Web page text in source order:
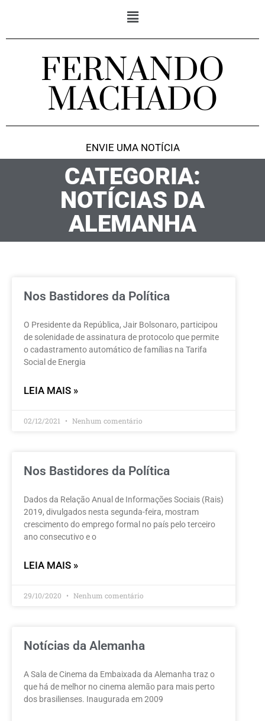
FERNANDO
MACHADO
ENVIE UMA NOTÍCIA
CATEGORIA:
NOTÍCIAS DA
ALEMANHA
Nos Bastidores da Política
O Presidente da República, Jair Bolsonaro, participou
de solenidade de assinatura de protocolo que permite
o cadastramento automático de famílias na Tarifa
Social de Energia
LEIA MAIS »
02/12/2021 Nenhum comentário
Nos Bastidores da Política
Dados da Relação Anual de Informações Sociais (Rais)
2019, divulgados nesta segunda-feira, mostram
crescimento do emprego formal no país pelo terceiro
ano consecutivo e o
LEIA MAIS »
29/10/2020 Nenhum comentário
Notícias da Alemanha
A Sala de Cinema da Embaixada da Alemanha traz o
que há de melhor no cinema alemão para mais perto
dos brasilienses. Inaugurada em 2009